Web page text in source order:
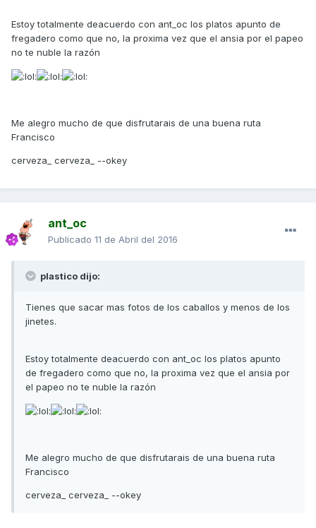
Estoy totalmente deacuerdo con ant_oc los platos apunto de
fregadero como que no, la proxima vez que el ansia por el papeo
no te nuble la razón
Me alegro mucho de que disfrutarais de una buena ruta
Francisco
cerveza_ cerveza_ --okey
ant_oc
Publicado 11 de Abril del 2016
plastico dijo:
Tienes que sacar mas fotos de los caballos y menos de los
jinetes.
Estoy totalmente deacuerdo con ant_oc los platos apunto
de fregadero como que no, la proxima vez que el ansia por
el papeo no te nuble la razón
Me alegro mucho de que disfrutarais de una buena ruta
Francisco
cerveza_ cerveza_ --okey